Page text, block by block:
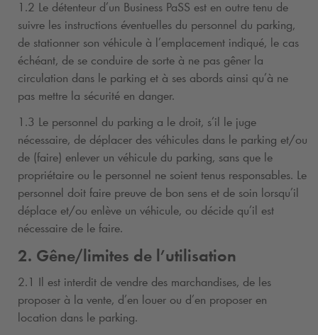
1.2 Le détenteur d’un Business PaSS est en outre tenu de
suivre les instructions éventuelles du personnel du parking,
de stationner son véhicule à l’emplacement indiqué, le cas
échéant, de se conduire de sorte à ne pas gêner la
circulation dans le parking et à ses abords ainsi qu’à ne
pas mettre la sécurité en danger.
1.3 Le personnel du parking a le droit, s’il le juge
nécessaire, de déplacer des véhicules dans le parking et/ou
de (faire) enlever un véhicule du parking, sans que le
propriétaire ou le personnel ne soient tenus responsables. Le
personnel doit faire preuve de bon sens et de soin lorsqu’il
déplace et/ou enlève un véhicule, ou décide qu’il est
nécessaire de le faire.
2. Gêne/limites de l’utilisation
2.1 Il est interdit de vendre des marchandises, de les
proposer à la vente, d’en louer ou d’en proposer en
location dans le parking.